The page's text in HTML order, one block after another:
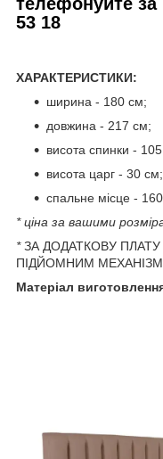
53 18
ХАРАКТЕРИСТИКИ:
ширина - 180 см;
довжина - 217 см;
висота спинки -
висота царг - 30 см;
спальне місце -
* ціна за вашими
*ЗА ДОДАТКОВУ
ПІДЙОМНИМ
Матеріал